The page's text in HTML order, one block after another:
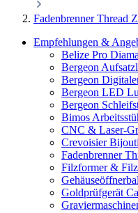
Fadenbrenner Thread
Empfehlungen &
Belize Pro
Bergeon
Bergeon
Bergeon LED
Bergeon
Bimos
CNC & Laser-
Crevoisier
Fadenbrenner
Filzformer &
Goldprüfgerät